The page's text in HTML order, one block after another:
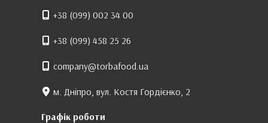
+38 (099) 002 34 00
+38 (099) 458 25 26
company@torbafood.ua
м. Дніпро, вул. Костя Гордієнко, 2
Графік роботи